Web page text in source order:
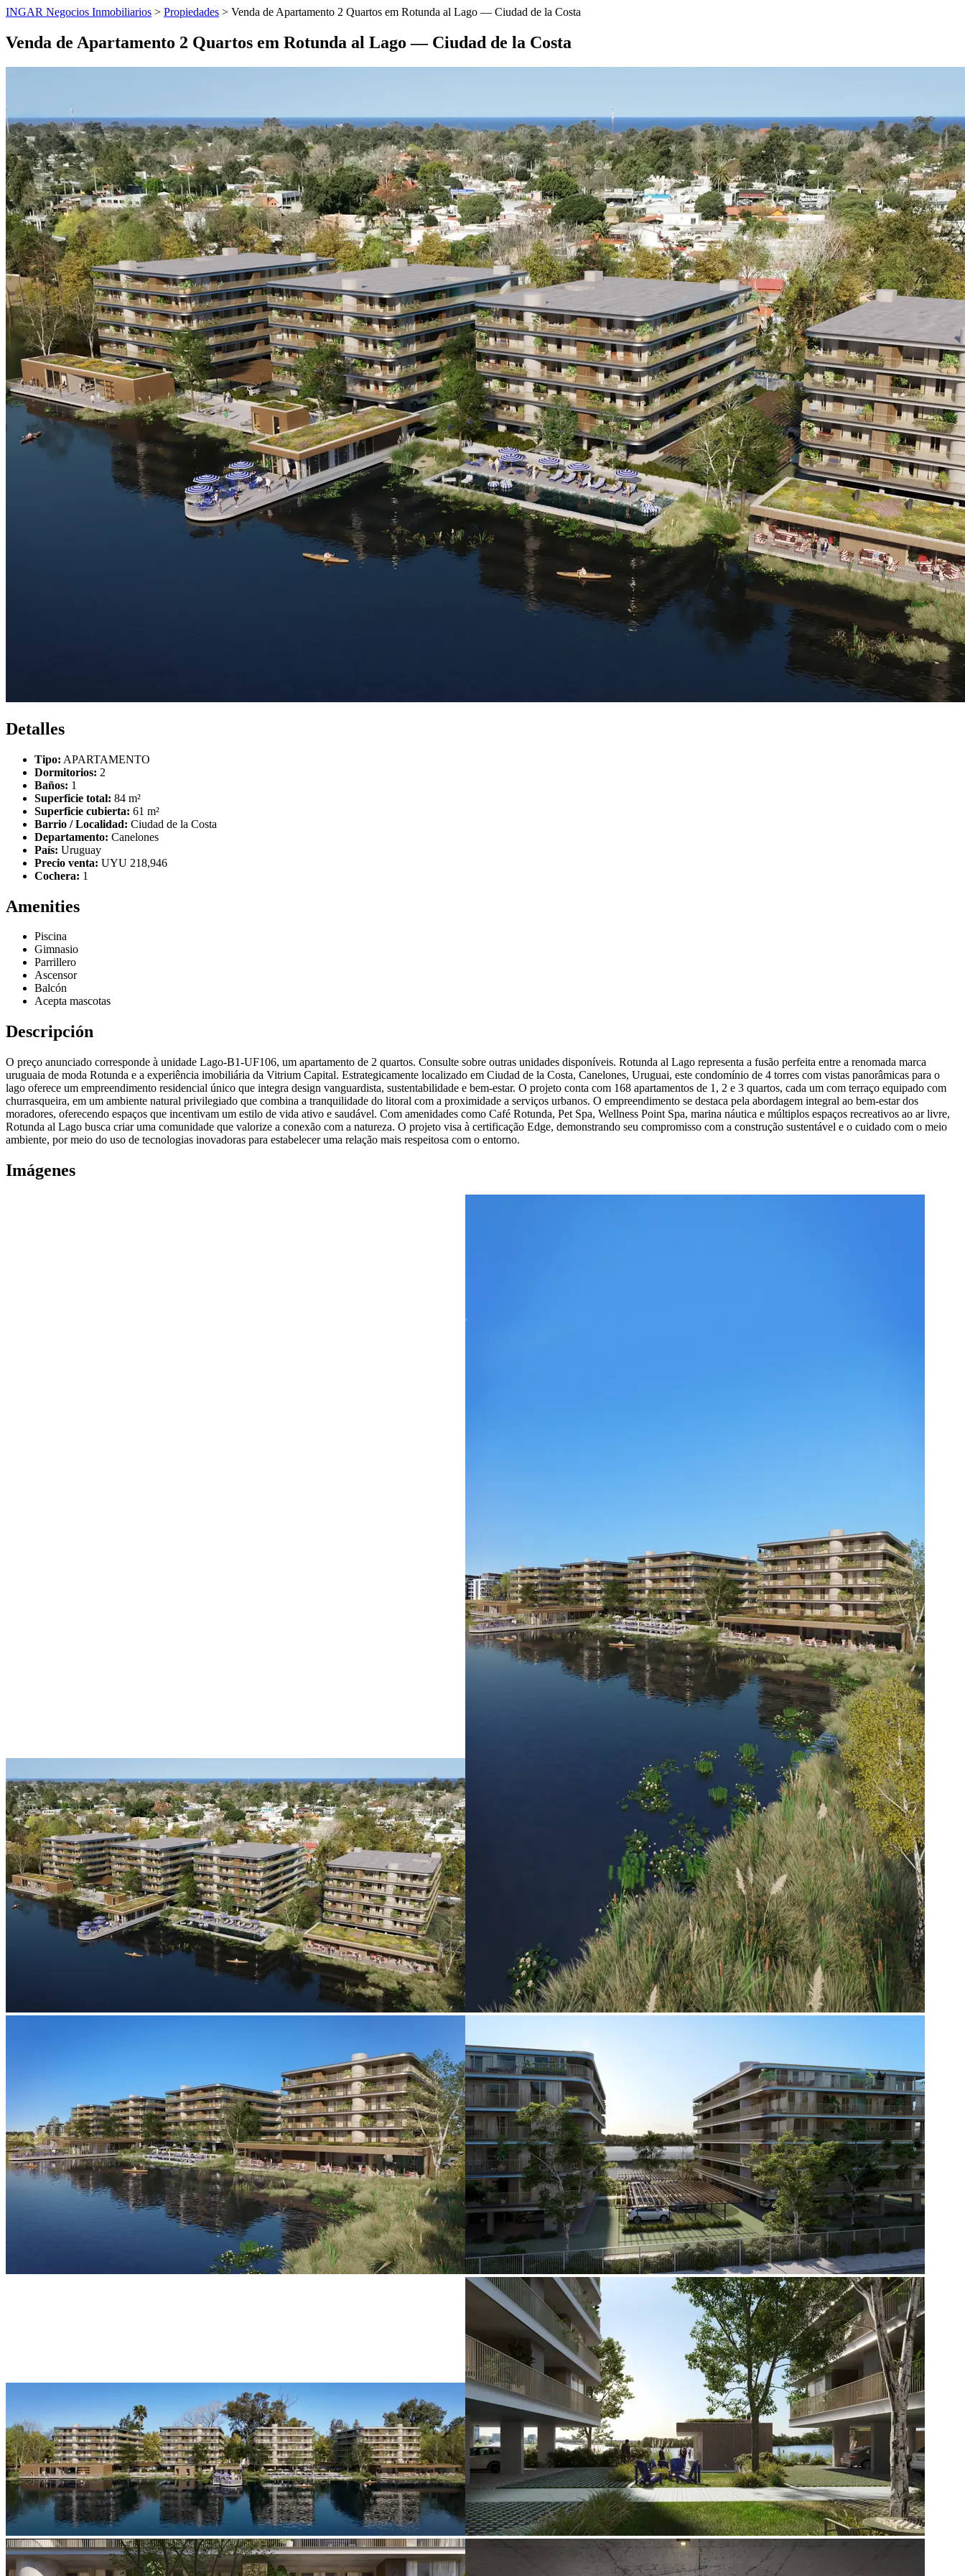
INGAR Negocios Inmobiliarios > Propiedades > Venda de Apartamento 2 Quartos em Rotunda al Lago — Ciudad de la Costa
Venda de Apartamento 2 Quartos em Rotunda al Lago — Ciudad de la Costa
Detalles
Tipo: APARTAMENTO
Dormitorios: 2
Baños: 1
Superficie total: 84 m²
Superficie cubierta: 61 m²
Barrio / Localidad: Ciudad de la Costa
Departamento: Canelones
País: Uruguay
Precio venta: UYU 218,946
Cochera: 1
Amenities
Piscina
Gimnasio
Parrillero
Ascensor
Balcón
Acepta mascotas
Descripción
O preço anunciado corresponde à unidade Lago-B1-UF106, um apartamento de 2 quartos. Consulte sobre outras unidades disponíveis. Rotunda al Lago representa a fusão perfeita entre a renomada marca
uruguaia de moda Rotunda e a experiência imobiliária da Vitrium Capital. Estrategicamente localizado em Ciudad de la Costa, Canelones, Uruguai, este condomínio de 4 torres com vistas panorâmicas para o
lago oferece um empreendimento residencial único que integra design vanguardista, sustentabilidade e bem-estar. O projeto conta com 168 apartamentos de 1, 2 e 3 quartos, cada um com terraço equipado com
churrasqueira, em um ambiente natural privilegiado que combina a tranquilidade do litoral com a proximidade a serviços urbanos. O empreendimento se destaca pela abordagem integral ao bem-estar dos
moradores, oferecendo espaços que incentivam um estilo de vida ativo e saudável. Com amenidades como Café Rotunda, Pet Spa, Wellness Point Spa, marina náutica e múltiplos espaços recreativos ao ar livre,
Rotunda al Lago busca criar uma comunidade que valorize a conexão com a natureza. O projeto visa à certificação Edge, demonstrando seu compromisso com a construção sustentável e o cuidado com o meio
ambiente, por meio do uso de tecnologias inovadoras para estabelecer uma relação mais respeitosa com o entorno.
Imágenes